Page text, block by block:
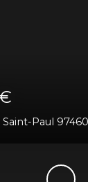
Saint-Paul 97460